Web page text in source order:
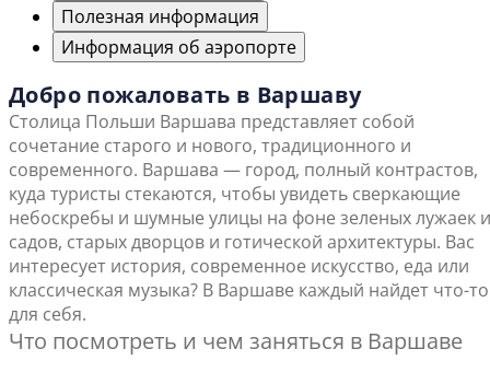
Полезная информация
Информация об аэропорте
Добро пожаловать в Варшаву
Столица Польши Варшава представляет собой
сочетание старого и нового, традиционного и
современного. Варшава — город, полный контрастов,
куда туристы стекаются, чтобы увидеть сверкающие
небоскребы и шумные улицы на фоне зеленых лужаек и
садов, старых дворцов и готической архитектуры. Вас
интересует история, современное искусство, еда или
классическая музыка? В Варшаве каждый найдет что-то
для себя.
Что посмотреть и чем заняться в Варшаве